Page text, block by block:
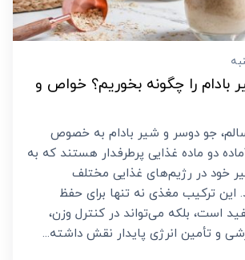
را چگونه بخوریم؟ خواص و
جو دوسر و شیر بادام به خصوص
دو ماده غذایی پرطرفدار هستند که به
خود در رژیم‌های غذایی مختلف
این ترکیب مغذی نه تنها برای حفظ
است، بلکه می‌تواند در کنترل وزن،
و تأمین انرژی پایدار نقش داشته...